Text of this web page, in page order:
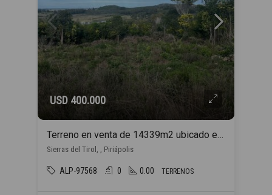
USD 400.000
Terreno en venta de 14339m2 ubicado en Piriápolis
Sierras del Tirol, , Piriápolis
ALP-97568 0 0.00 TERRENOS